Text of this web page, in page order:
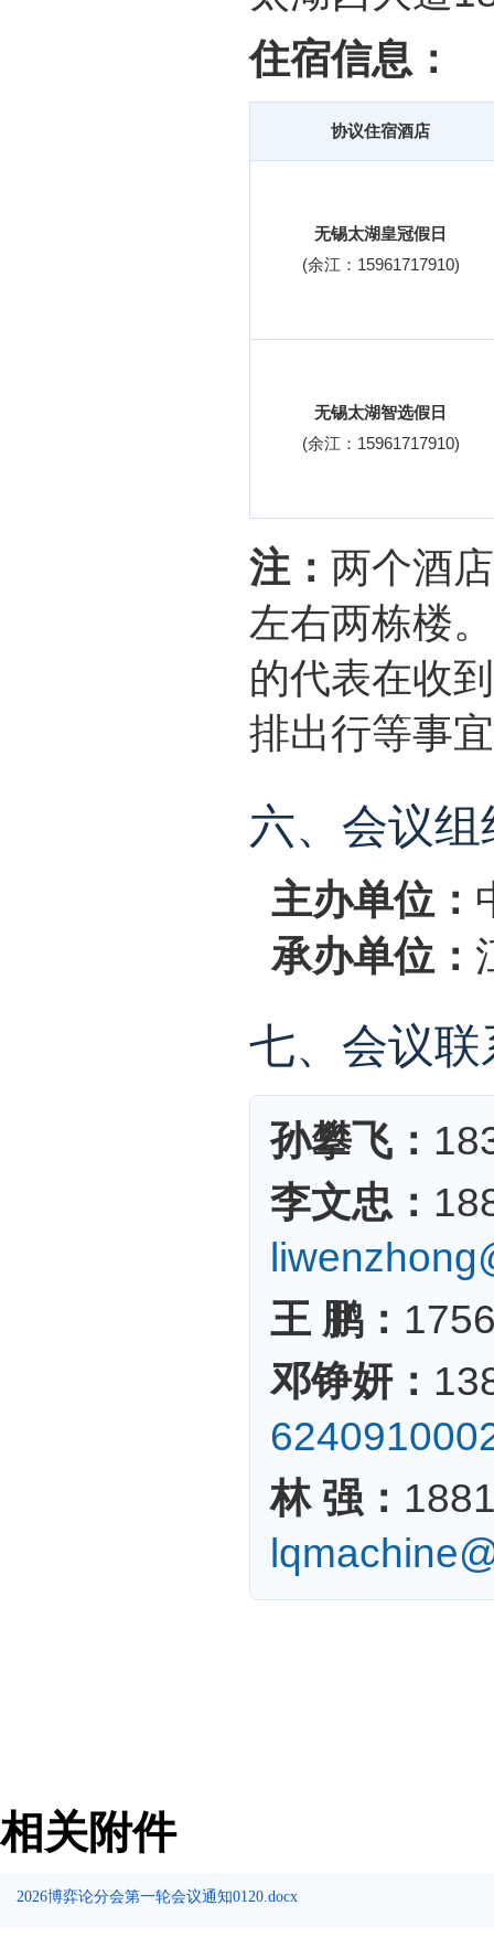
住宿信息：
协议住宿酒店
无锡太湖皇冠假日
(余江：15961717910)
无锡太湖智选假日
(余江：15961717910)
注： 两个酒
左右两栋楼
的代表在收
排出行等事
六、会议
主办单位：
承办单位：
七、会议联
孙攀飞：
李文忠：
王 鹏：
邓铮妍：
林 强：
相关附件
2026博弈论分会第一轮会议通知0120.docx